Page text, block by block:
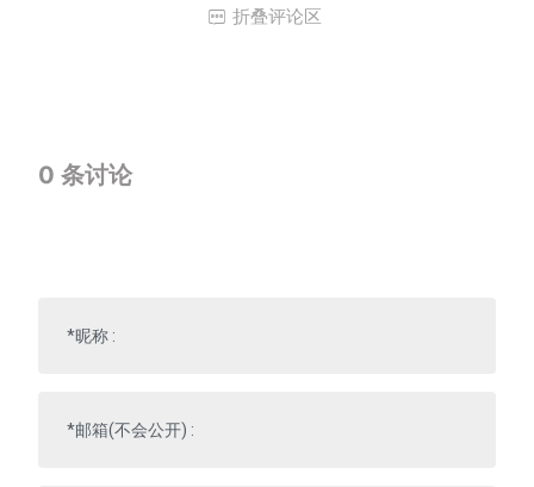
 折叠评论区
0 条讨论